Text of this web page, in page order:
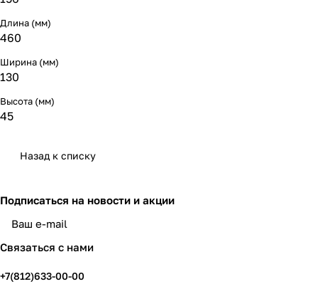
Длина (мм)
460
Ширина (мм)
130
Высота (мм)
45
Назад к списку
Подписаться на новости и акции
Связаться с нами
+7(812)633-00-00